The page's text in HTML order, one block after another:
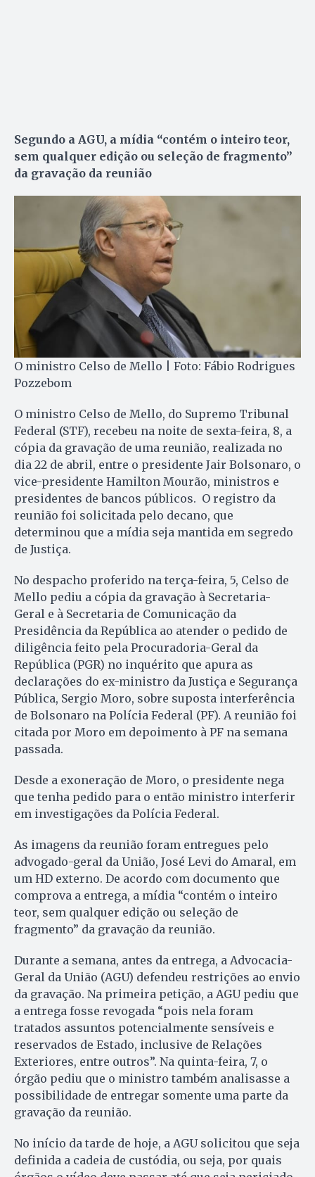
Segundo a AGU, a mídia “contém o inteiro teor,
sem qualquer edição ou seleção de fragmento”
da gravação da reunião
O ministro Celso de Mello | Foto: Fábio Rodrigues
Pozzebom
O ministro Celso de Mello, do Supremo Tribunal
Federal (STF), recebeu na noite de sexta-feira, 8, a
cópia da gravação de uma reunião, realizada no
dia 22 de abril, entre o presidente Jair Bolsonaro, o
vice-presidente Hamilton Mourão, ministros e
presidentes de bancos públicos. O registro da
reunião foi solicitada pelo decano, que
determinou que a mídia seja mantida em segredo
de Justiça.
No despacho proferido na terça-feira, 5, Celso de
Mello pediu a cópia da gravação à Secretaria-
Geral e à Secretaria de Comunicação da
Presidência da República ao atender o pedido de
diligência feito pela Procuradoria-Geral da
República (PGR) no inquérito que apura as
declarações do ex-ministro da Justiça e Segurança
Pública, Sergio Moro, sobre suposta interferência
de Bolsonaro na Polícia Federal (PF). A reunião foi
citada por Moro em depoimento à PF na semana
passada.
Desde a exoneração de Moro, o presidente nega
que tenha pedido para o então ministro interferir
em investigações da Polícia Federal.
As imagens da reunião foram entregues pelo
advogado-geral da União, José Levi do Amaral, em
um HD externo. De acordo com documento que
comprova a entrega, a mídia “contém o inteiro
teor, sem qualquer edição ou seleção de
fragmento” da gravação da reunião.
Durante a semana, antes da entrega, a Advocacia-
Geral da União (AGU) defendeu restrições ao envio
da gravação. Na primeira petição, a AGU pediu que
a entrega fosse revogada “pois nela foram
tratados assuntos potencialmente sensíveis e
reservados de Estado, inclusive de Relações
Exteriores, entre outros”. Na quinta-feira, 7, o
órgão pediu que o ministro também analisasse a
possibilidade de entregar somente uma parte da
gravação da reunião.
No início da tarde de hoje, a AGU solicitou que seja
definida a cadeia de custódia, ou seja, por quais